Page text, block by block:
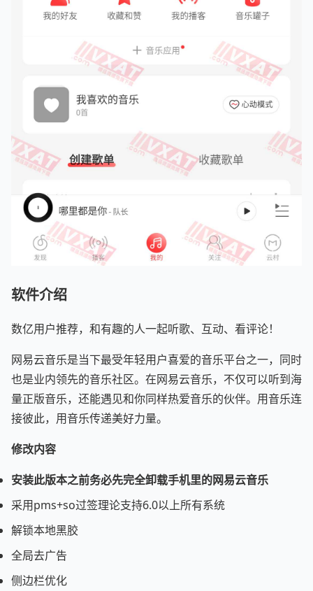
软件介绍
数亿用户推荐，和有趣的人一起听歌、互动、看评论！
网易云音乐是当下最受年轻用户喜爱的音乐平台之一，同时
也是业内领先的音乐社区。在网易云音乐，不仅可以听到海
量正版音乐，还能遇见和你同样热爱音乐的伙伴。用音乐连
接彼此，用音乐传递美好力量。
修改内容
安装此版本之前务必先完全卸载手机里的网易云音乐
采用pms+so过签理论支持6.0以上所有系统
解锁本地黑胶
全局去广告
侧边栏优化